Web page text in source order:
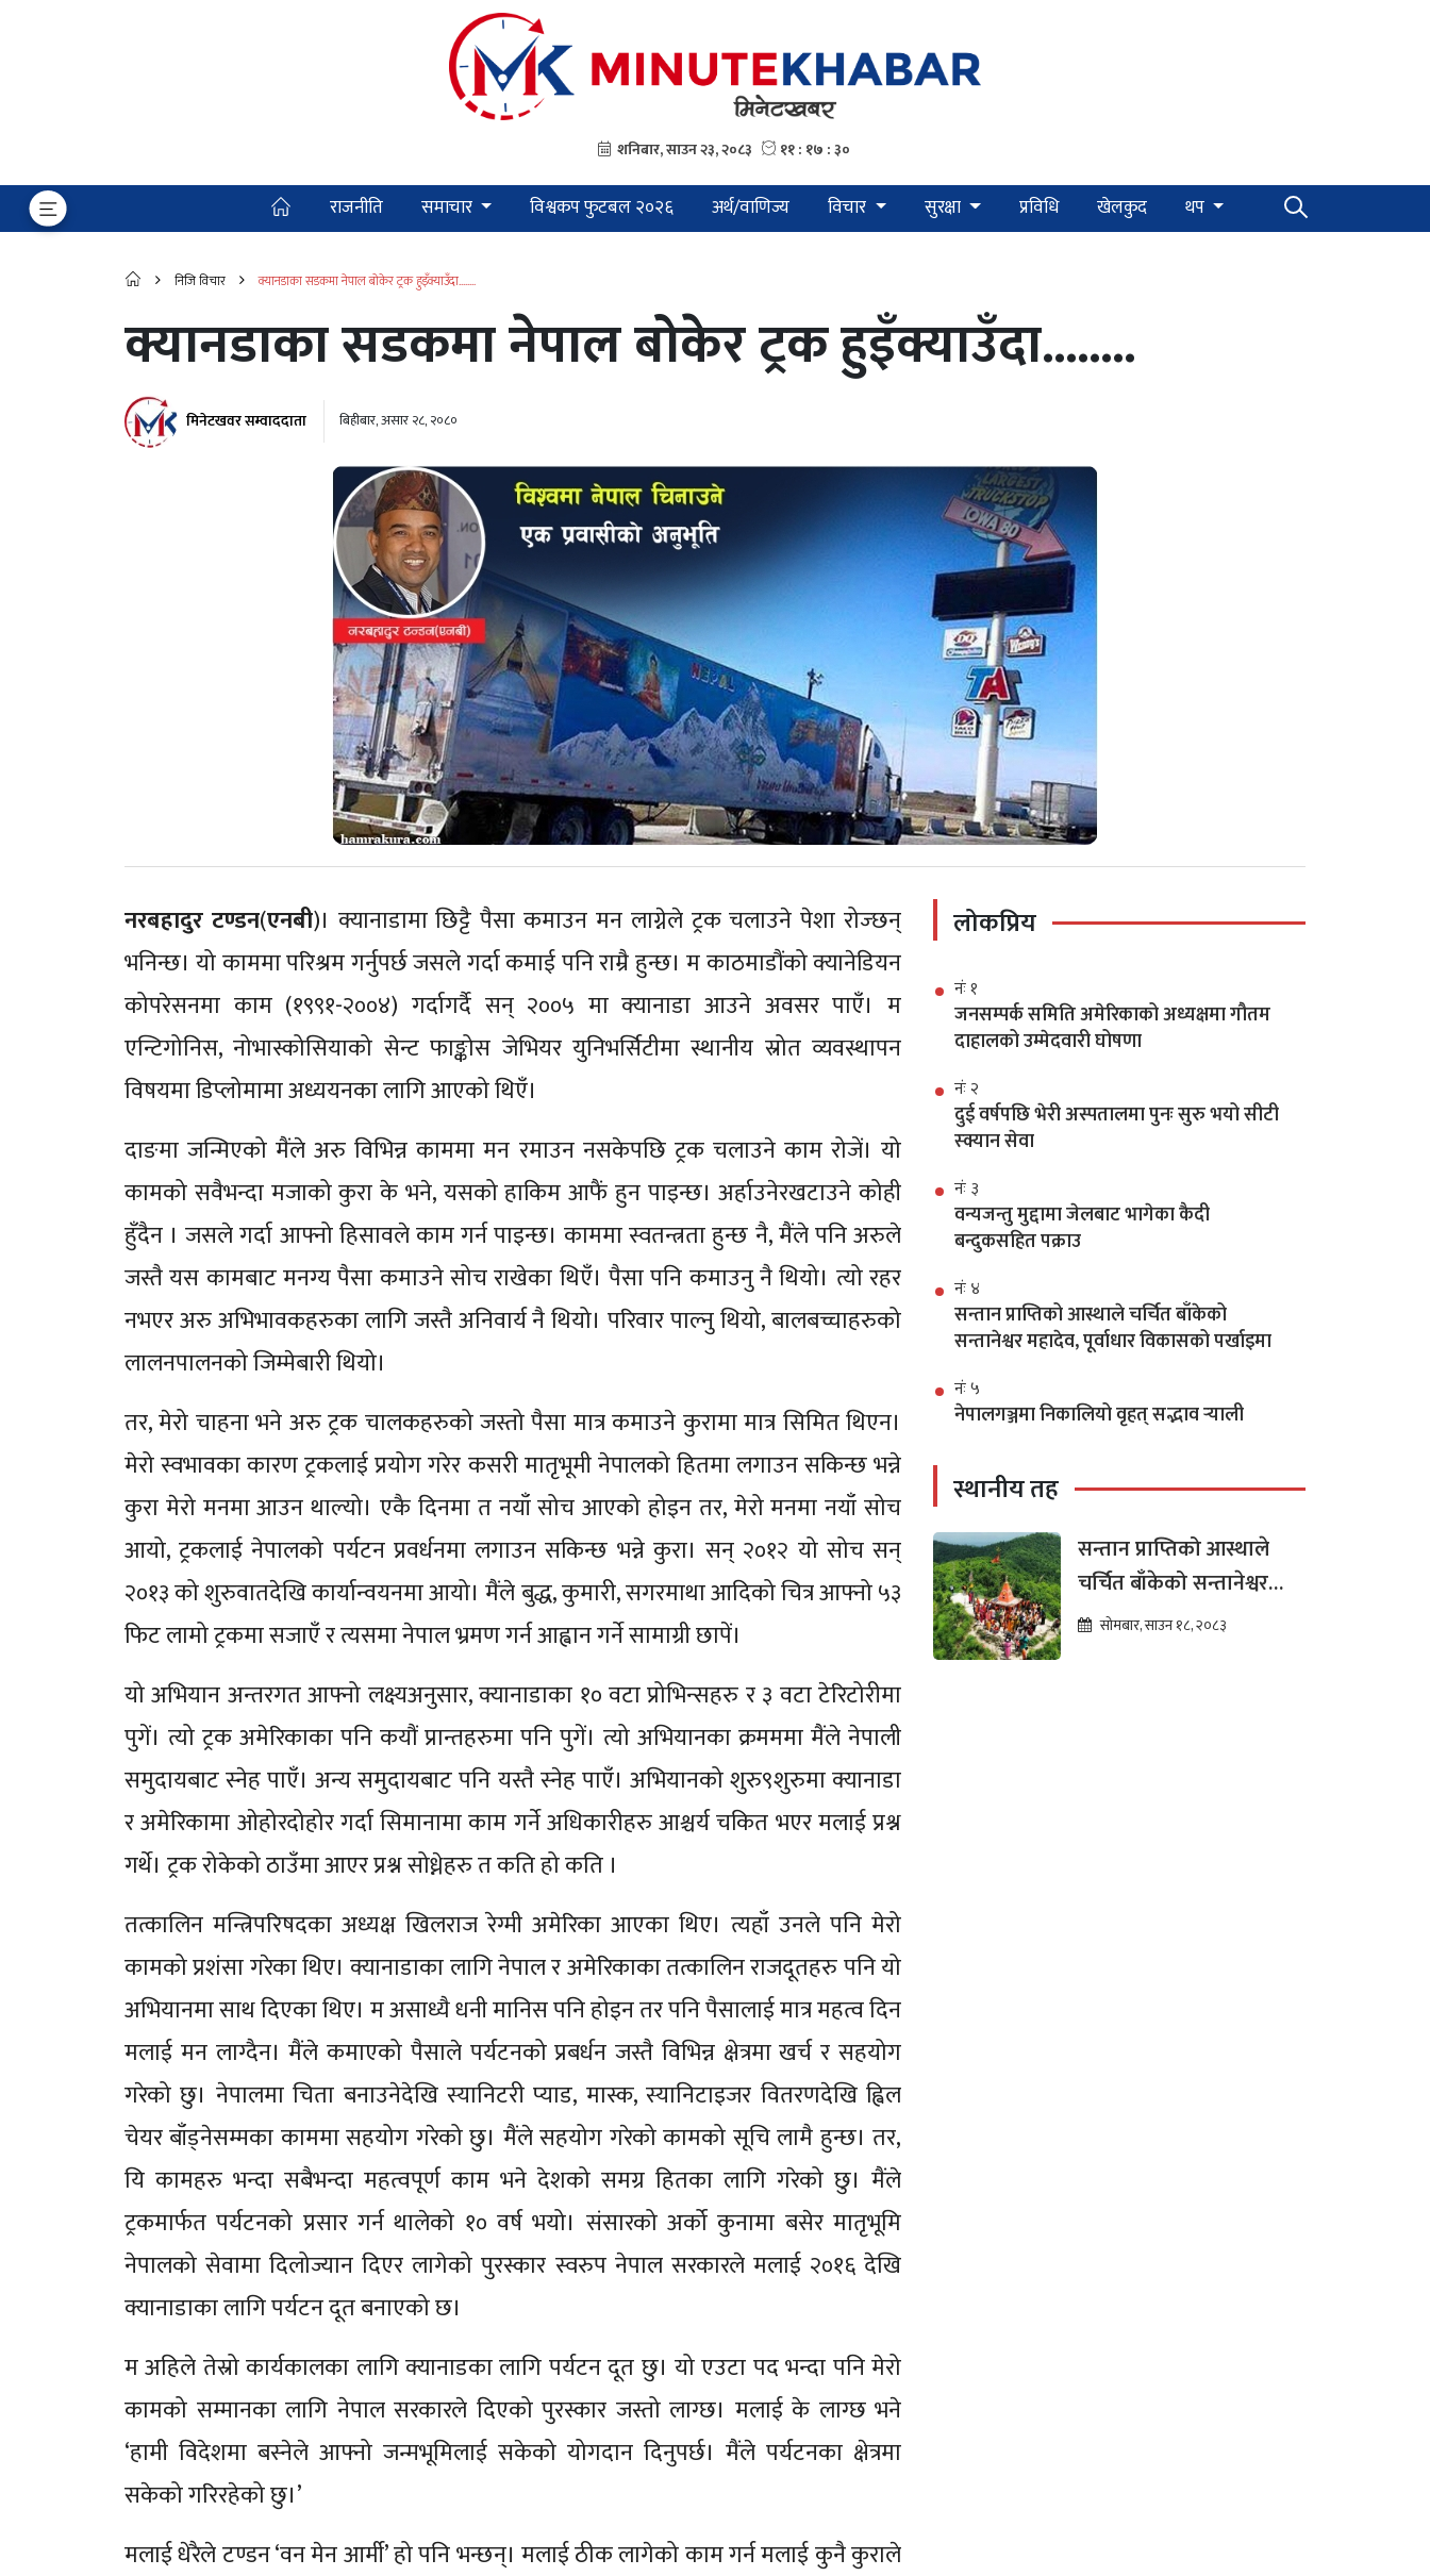
राजनीति समाचार विश्वकप फुटबल २०२६ अर्थ/वाणिज्य विचार सुरक्षा प्रविधि खेलकुद थप
निजि विचार क्यानडाका सडकमा नेपाल बोकेर ट्रक हुइँक्याउँदा........
क्यानडाका सडकमा नेपाल बोकेर ट्रक हुइँक्याउँदा........
मिनेटखवर सम्वाददाता बिहीबार, असार २८, २०८०
नरबहादुर टण्डन(एनबी)। क्यानाडामा छिट्टै पैसा कमाउन मन लाग्नेले ट्रक चलाउने पेशा रोज्छन्
भनिन्छ। यो काममा परिश्रम गर्नुपर्छ जसले गर्दा कमाई पनि राम्रै हुन्छ। म काठमाडौंको क्यानेडियन
कोपरेसनमा काम (१९९१-२००४) गर्दागर्दै सन् २००५ मा क्यानाडा आउने अवसर पाएँ। म
एन्टिगोनिस, नोभास्कोसियाको सेन्ट फाङ्कोस जेभियर युनिभर्सिटीमा स्थानीय स्रोत व्यवस्थापन
विषयमा डिप्लोमामा अध्ययनका लागि आएको थिएँ।
दाङमा जन्मिएको मैंले अरु विभिन्न काममा मन रमाउन नसकेपछि ट्रक चलाउने काम रोजें। यो
कामको सवैभन्दा मजाको कुरा के भने, यसको हाकिम आफैं हुन पाइन्छ। अर्हाउनेरखटाउने कोही
हुँदैन । जसले गर्दा आफ्नो हिसावले काम गर्न पाइन्छ। काममा स्वतन्त्रता हुन्छ नै, मैंले पनि अरुले
जस्तै यस कामबाट मनग्य पैसा कमाउने सोच राखेका थिएँ। पैसा पनि कमाउनु नै थियो। त्यो रहर
नभएर अरु अभिभावकहरुका लागि जस्तै अनिवार्य नै थियो। परिवार पाल्नु थियो, बालबच्चाहरुको
लालनपालनको जिम्मेबारी थियो।
तर, मेरो चाहना भने अरु ट्रक चालकहरुको जस्तो पैसा मात्र कमाउने कुरामा मात्र सिमित थिएन।
मेरो स्वभावका कारण ट्रकलाई प्रयोग गरेर कसरी मातृभूमी नेपालको हितमा लगाउन सकिन्छ भन्ने
कुरा मेरो मनमा आउन थाल्यो। एकै दिनमा त नयाँ सोच आएको होइन तर, मेरो मनमा नयाँ सोच
आयो, ट्रकलाई नेपालको पर्यटन प्रवर्धनमा लगाउन सकिन्छ भन्ने कुरा। सन् २०१२ यो सोच सन्
२०१३ को शुरुवातदेखि कार्यान्वयनमा आयो। मैंले बुद्ध, कुमारी, सगरमाथा आदिको चित्र आफ्नो ५३
फिट लामो ट्रकमा सजाएँ र त्यसमा नेपाल भ्रमण गर्न आह्वान गर्ने सामाग्री छापें।
यो अभियान अन्तरगत आफ्नो लक्ष्यअनुसार, क्यानाडाका १० वटा प्रोभिन्सहरु र ३ वटा टेरिटोरीमा
पुगें। त्यो ट्रक अमेरिकाका पनि कयौं प्रान्तहरुमा पनि पुगें। त्यो अभियानका क्रमममा मैंले नेपाली
समुदायबाट स्नेह पाएँ। अन्य समुदायबाट पनि यस्तै स्नेह पाएँ। अभियानको शुरु९शुरुमा क्यानाडा
र अमेरिकामा ओहोरदोहोर गर्दा सिमानामा काम गर्ने अधिकारीहरु आश्चर्य चकित भएर मलाई प्रश्न
गर्थे। ट्रक रोकेको ठाउँमा आएर प्रश्न सोध्नेहरु त कति हो कति ।
तत्कालिन मन्त्रिपरिषदका अध्यक्ष खिलराज रेग्मी अमेरिका आएका थिए। त्यहाँ उनले पनि मेरो
कामको प्रशंसा गरेका थिए। क्यानाडाका लागि नेपाल र अमेरिकाका तत्कालिन राजदूतहरु पनि यो
अभियानमा साथ दिएका थिए। म असाध्यै धनी मानिस पनि होइन तर पनि पैसालाई मात्र महत्व दिन
मलाई मन लाग्दैन। मैंले कमाएको पैसाले पर्यटनको प्रबर्धन जस्तै विभिन्न क्षेत्रमा खर्च र सहयोग
गरेको छु। नेपालमा चिता बनाउनेदेखि स्यानिटरी प्याड, मास्क, स्यानिटाइजर वितरणदेखि ह्विल
चेयर बाँड्नेसम्मका काममा सहयोग गरेको छु। मैंले सहयोग गरेको कामको सूचि लामै हुन्छ। तर,
यि कामहरु भन्दा सबैभन्दा महत्वपूर्ण काम भने देशको समग्र हितका लागि गरेको छु। मैंले
ट्रकमार्फत पर्यटनको प्रसार गर्न थालेको १० वर्ष भयो। संसारको अर्को कुनामा बसेर मातृभूमि
नेपालको सेवामा दिलोज्यान दिएर लागेको पुरस्कार स्वरुप नेपाल सरकारले मलाई २०१६ देखि
क्यानाडाका लागि पर्यटन दूत बनाएको छ।
म अहिले तेस्रो कार्यकालका लागि क्यानाडका लागि पर्यटन दूत छु। यो एउटा पद भन्दा पनि मेरो
कामको सम्मानका लागि नेपाल सरकारले दिएको पुरस्कार जस्तो लाग्छ। मलाई के लाग्छ भने
‘हामी विदेशमा बस्नेले आफ्नो जन्मभूमिलाई सकेको योगदान दिनुपर्छ। मैंले पर्यटनका क्षेत्रमा
सकेको गरिरहेको छु।’
मलाई धेरैले टण्डन ‘वन मेन आर्मी’ हो पनि भन्छन्। मलाई ठीक लागेको काम गर्न मलाई कुनै कुराले
लोकप्रिय
नंः १
जनसम्पर्क समिति अमेरिकाको अध्यक्षमा गौतम
दाहालको उम्मेदवारी घोषणा
नंः २
दुई वर्षपछि भेरी अस्पतालमा पुनः सुरु भयो सीटी
स्क्यान सेवा
नंः ३
वन्यजन्तु मुद्दामा जेलबाट भागेका कैदी
बन्दुकसहित पक्राउ
नंः ४
सन्तान प्राप्तिको आस्थाले चर्चित बाँकेको
सन्तानेश्वर महादेव, पूर्वाधार विकासको पर्खाइमा
नंः ५
नेपालगञ्जमा निकालियो वृहत् सद्भाव र्‍याली
स्थानीय तह
सन्तान प्राप्तिको आस्थाले
चर्चित बाँकेको सन्तानेश्वर
महादेव, पूर्वाधार विकासको
सोमबार, साउन १८, २०८३